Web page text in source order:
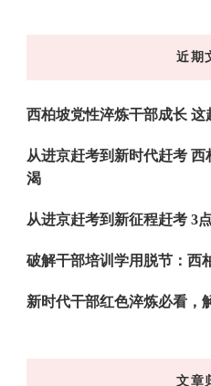
近期
西柏坡党性淬炼干部成长 这
从进京赶考到新时代赶考
渴
从进京赶考到新征程赶考 3
破解干部培训学用脱节：西
新时代干部红色淬炼必看，
文章